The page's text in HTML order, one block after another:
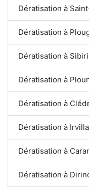
Dératisation à
Dératisation à
Dératisation à
Dératisation à
Dératisation à
Dératisation à
Dératisation à
Dératisation à